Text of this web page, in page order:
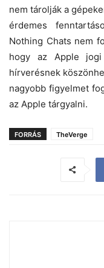
nem tárolják a
érdemes
Nothing Chats nem
hogy az Apple
hírverésnek
nagyobb figyelmet
az Apple tárgyalni.
FORRÁS TheVerge